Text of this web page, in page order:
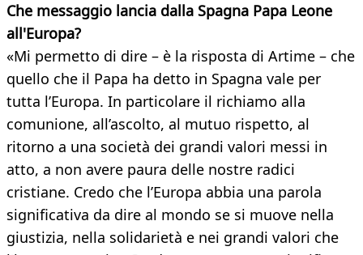
Che messaggio lancia dalla Spagna Papa Leone
all'Europa?
«Mi permetto di dire – è la risposta di Artime – che
quello che il Papa ha detto in Spagna vale per
tutta l’Europa. In particolare il richiamo alla
comunione, all’ascolto, al mutuo rispetto, al
ritorno a una società dei grandi valori messi in
atto, a non avere paura delle nostre radici
cristiane. Credo che l’Europa abbia una parola
significativa da dire al mondo se si muove nella
giustizia, nella solidarietà e nei grandi valori che